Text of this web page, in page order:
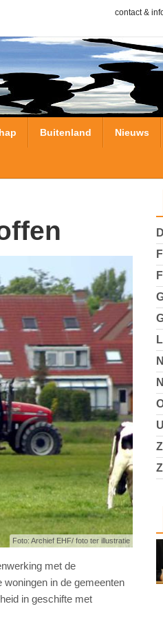
contact &
Buitenland Nieuws
Foto: Archief EHF/ foto ter illustratie
met de
woningen in de gemeenten
in geschifte met